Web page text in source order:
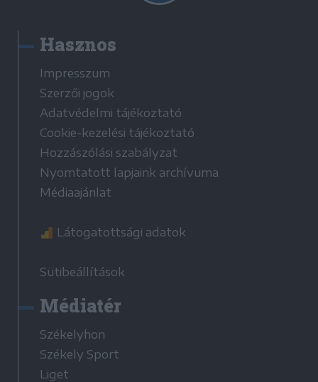
Hasznos
Impresszum
Szerzői jogok
Adatvédelmi tájékoztató
Cookie-kezelési tájékoztató
Hozzászólási szabályzat
Nyomtatott lapjaink archívuma
Médiaajánlat
Látogatottsági adatok
Sütibeállítások
Médiatér
Székelyhon
Székely Sport
Liget